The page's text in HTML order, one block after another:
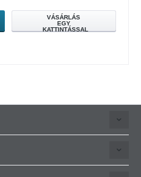
VÁSÁRLÁS
EGY
KATTINTÁSSAL